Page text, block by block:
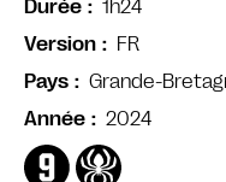
Durée
1h24
Version
FR
Pays
Grande-
Année
2024